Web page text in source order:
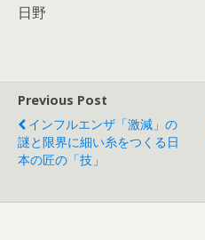
日野
Previous Post
インフルエンザ「激減」の
謎と限界に細い糸をつくる日
本の匠の「技」